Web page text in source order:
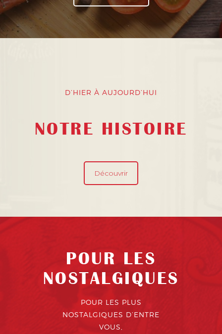
D’HIER À AUJOURD’HUI
NOTRE HISTOIRE
Découvrir
POUR LES
NOSTALGIQUES
POUR LES PLUS
NOSTALGIQUES D’ENTRE
VOUS,